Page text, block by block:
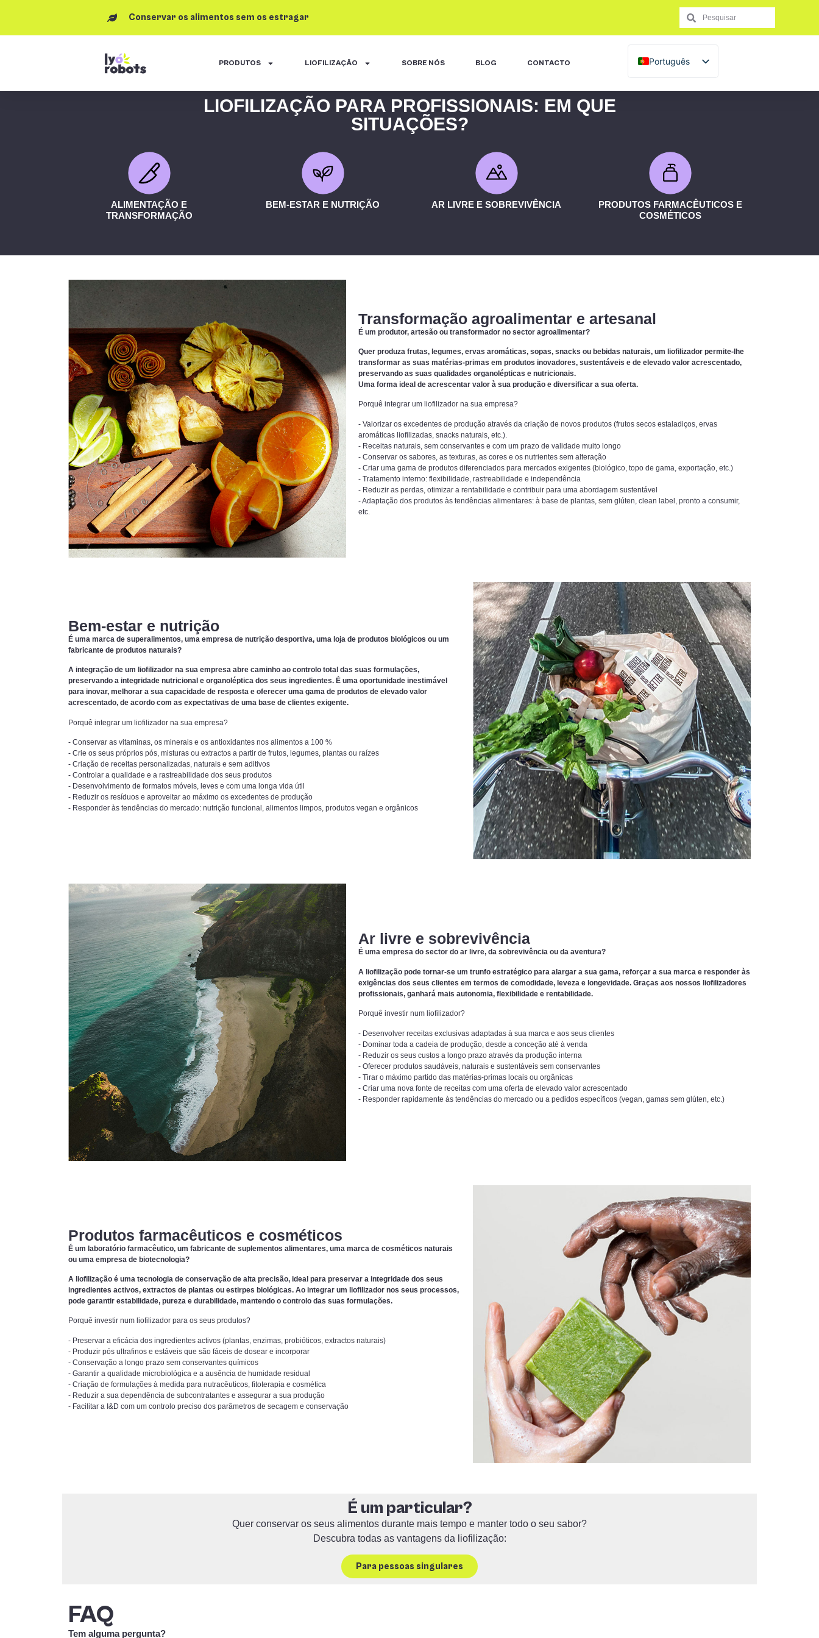
Conservar os alimentos sem os estragar
PRODUTOS LIOFILIZAÇÃO SOBRE NÓS BLOG CONTACTO
Português
Français
LIOFILIZAÇÃO PARA PROFISSIONAIS: EM QUE
SITUAÇÕES?
ALIMENTAÇÃO E
TRANSFORMAÇÃO
BEM-ESTAR E NUTRIÇÃO AR LIVRE E SOBREVIVÊNCIA
PRODUTOS FARMACÊUTICOS E
COSMÉTICOS
Transformação agroalimentar e artesanal
É um produtor, artesão ou transformador no sector agroalimentar?
Quer produza frutas, legumes, ervas aromáticas, sopas, snacks ou bebidas naturais, um liofilizador permite-lhe
transformar as suas matérias-primas em produtos inovadores, sustentáveis e de elevado valor acrescentado,
preservando as suas qualidades organolépticas e nutricionais.
Uma forma ideal de acrescentar valor à sua produção e diversificar a sua oferta.
Porquê integrar um liofilizador na sua empresa?
- Valorizar os excedentes de produção através da criação de novos produtos (frutos secos estaladiços, ervas
aromáticas liofilizadas, snacks naturais, etc.).
- Receitas naturais, sem conservantes e com um prazo de validade muito longo
- Conservar os sabores, as texturas, as cores e os nutrientes sem alteração
- Criar uma gama de produtos diferenciados para mercados exigentes (biológico, topo de gama, exportação, etc.)
- Tratamento interno: flexibilidade, rastreabilidade e independência
- Reduzir as perdas, otimizar a rentabilidade e contribuir para uma abordagem sustentável
- Adaptação dos produtos às tendências alimentares: à base de plantas, sem glúten, clean label, pronto a consumir,
etc.
Bem-estar e nutrição
É uma marca de superalimentos, uma empresa de nutrição desportiva, uma loja de produtos biológicos ou um
fabricante de produtos naturais?
A integração de um liofilizador na sua empresa abre caminho ao controlo total das suas formulações,
preservando a integridade nutricional e organoléptica dos seus ingredientes. É uma oportunidade inestimável
para inovar, melhorar a sua capacidade de resposta e oferecer uma gama de produtos de elevado valor
acrescentado, de acordo com as expectativas de uma base de clientes exigente.
Porquê integrar um liofilizador na sua empresa?
- Conservar as vitaminas, os minerais e os antioxidantes nos alimentos a 100 %
- Crie os seus próprios pós, misturas ou extractos a partir de frutos, legumes, plantas ou raízes
- Criação de receitas personalizadas, naturais e sem aditivos
- Controlar a qualidade e a rastreabilidade dos seus produtos
- Desenvolvimento de formatos móveis, leves e com uma longa vida útil
- Reduzir os resíduos e aproveitar ao máximo os excedentes de produção
- Responder às tendências do mercado: nutrição funcional, alimentos limpos, produtos vegan e orgânicos
Ar livre e sobrevivência
É uma empresa do sector do ar livre, da sobrevivência ou da aventura?
A liofilização pode tornar-se um trunfo estratégico para alargar a sua gama, reforçar a sua marca e responder às
exigências dos seus clientes em termos de comodidade, leveza e longevidade. Graças aos nossos liofilizadores
profissionais, ganhará mais autonomia, flexibilidade e rentabilidade.
Porquê investir num liofilizador?
- Desenvolver receitas exclusivas adaptadas à sua marca e aos seus clientes
- Dominar toda a cadeia de produção, desde a conceção até à venda
- Reduzir os seus custos a longo prazo através da produção interna
- Oferecer produtos saudáveis, naturais e sustentáveis sem conservantes
- Tirar o máximo partido das matérias-primas locais ou orgânicas
- Criar uma nova fonte de receitas com uma oferta de elevado valor acrescentado
- Responder rapidamente às tendências do mercado ou a pedidos específicos (vegan, gamas sem glúten, etc.)
Produtos farmacêuticos e cosméticos
É um laboratório farmacêutico, um fabricante de suplementos alimentares, uma marca de cosméticos naturais
ou uma empresa de biotecnologia?
A liofilização é uma tecnologia de conservação de alta precisão, ideal para preservar a integridade dos seus
ingredientes activos, extractos de plantas ou estirpes biológicas. Ao integrar um liofilizador nos seus processos,
pode garantir estabilidade, pureza e durabilidade, mantendo o controlo das suas formulações.
Porquê investir num liofilizador para os seus produtos?
- Preservar a eficácia dos ingredientes activos (plantas, enzimas, probióticos, extractos naturais)
- Produzir pós ultrafinos e estáveis que são fáceis de dosear e incorporar
- Conservação a longo prazo sem conservantes químicos
- Garantir a qualidade microbiológica e a ausência de humidade residual
- Criação de formulações à medida para nutracêuticos, fitoterapia e cosmética
- Reduzir a sua dependência de subcontratantes e assegurar a sua produção
- Facilitar a I&D com um controlo preciso dos parâmetros de secagem e conservação
É um particular?
Quer conservar os seus alimentos durante mais tempo e manter todo o seu sabor?
Descubra todas as vantagens da liofilização:
Para pessoas singulares
FAQ
Tem alguma pergunta?